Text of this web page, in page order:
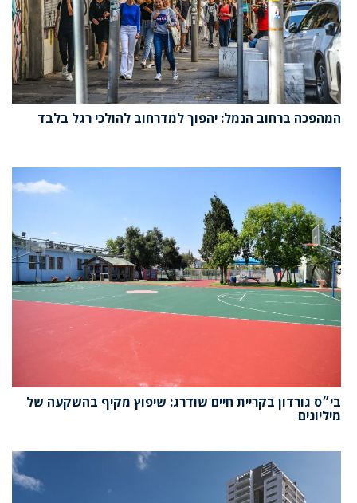
המהפכה ברחוב הנמל: יהפוך למדרחוב להולכי רגל בלבד
בי״ס גורדון בקריית חיים שודרג: שיפוץ מקיף בהשקעה של
מיליונים